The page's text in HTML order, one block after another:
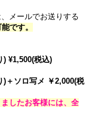
メールでお送りする
です。
) ¥1,500(税込)
) ＋ソロ写メ ￥2,000(税
したお客様には、全